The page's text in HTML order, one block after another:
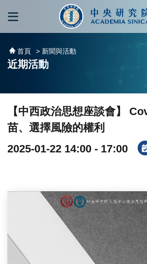
跳到主要內容區塊
首頁 > 新聞與活動
近期活動
【中西政治思想座談會】
苗、選擇風險的權利
2025-01-22 14:00 - 17:00